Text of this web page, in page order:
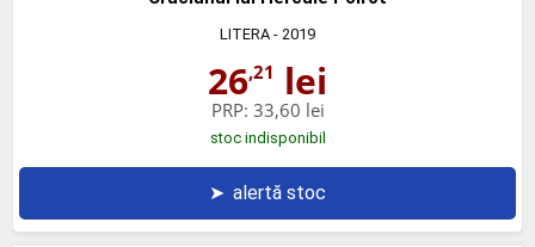
LITERA - 2019
26,21 lei
PRP: 33,60 lei
stoc indisponibil
➤ alertă stoc